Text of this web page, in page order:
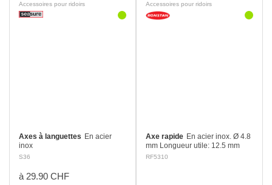
Accessoires pour ridoirs
Axes à languettes En acier
inox
S36
à 29.90 CHF
Accessoires pour ridoirs
Axe rapide En acier inox. Ø 4.8
mm Longueur utile: 12.5 mm
RF5310